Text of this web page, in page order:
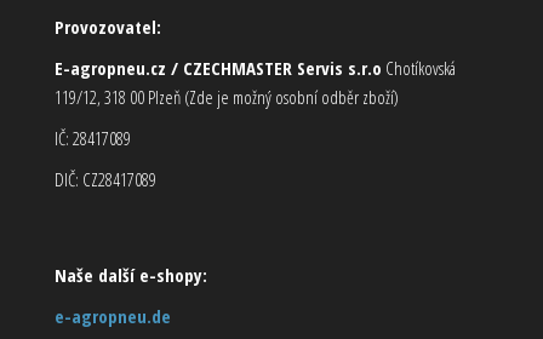
Provozovatel:
E-agropneu.cz / CZECHMASTER Servis s.r.o Chotíkovská
119/12, 318 00 Plzeň (Zde je možný osobní odběr zboží)
IČ: 28417089
DIČ: CZ28417089
Naše další e-shopy:
e-agropneu.de